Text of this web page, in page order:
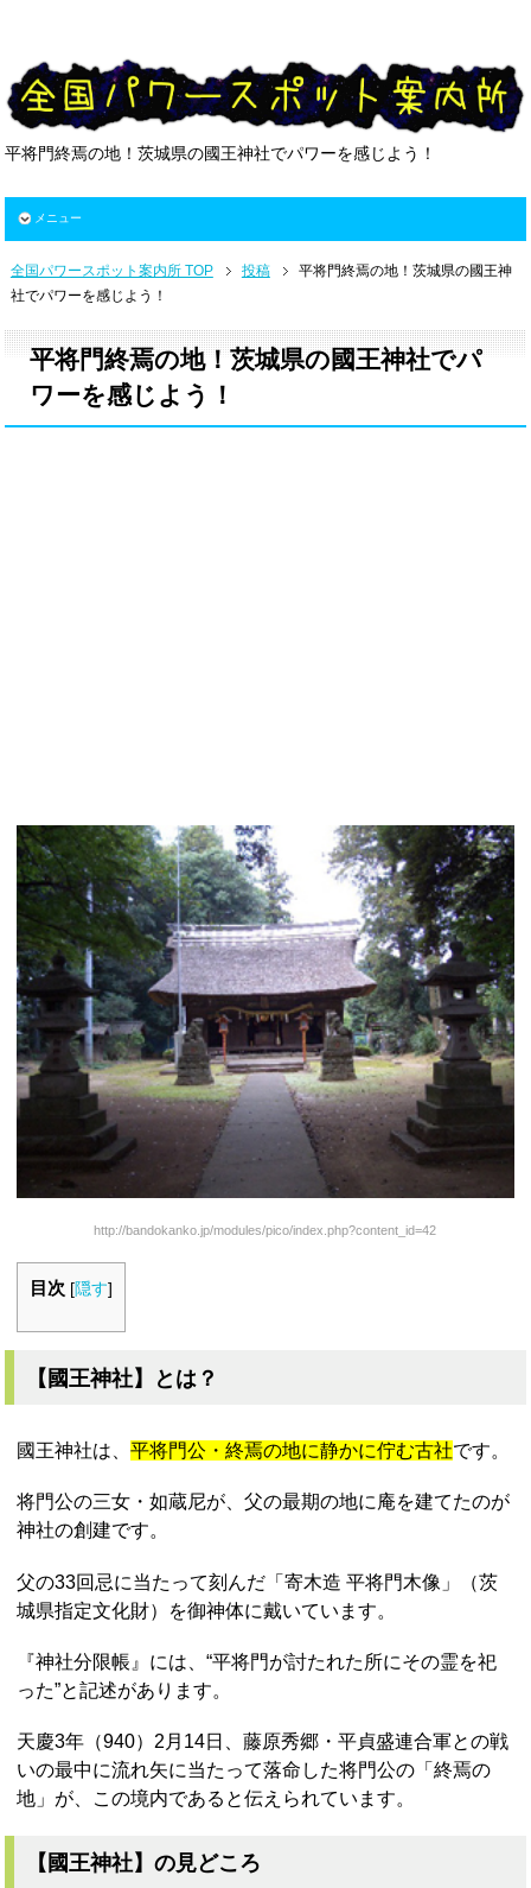
平将門終焉の地！茨城県の國王神社でパワーを感じよう！
メニュー
全国パワースポット案内所 TOP 投稿
平将門終焉の地！茨城県の國王神
社でパワーを感じよう！
平将門終焉の地！茨城県の國王神社でパ
ワーを感じよう！
http://bandokanko.jp/modules/pico/index.php?content_id=42
目次 [隠す]
【國王神社】とは？
國王神社は、平将門公・終焉の地に静かに佇む古社です。
将門公の三女・如蔵尼が、父の最期の地に庵を建てたのが
神社の創建です。
父の33回忌に当たって刻んだ「寄木造 平将門木像」（茨
城県指定文化財）を御神体に戴いています。
『神社分限帳』には、“平将門が討たれた所にその霊を祀
った”と記述があります。
天慶3年（940）2月14日、藤原秀郷・平貞盛連合軍との戦
いの最中に流れ矢に当たって落命した将門公の「終焉の
地」が、この境内であると伝えられています。
【國王神社】の見どころ